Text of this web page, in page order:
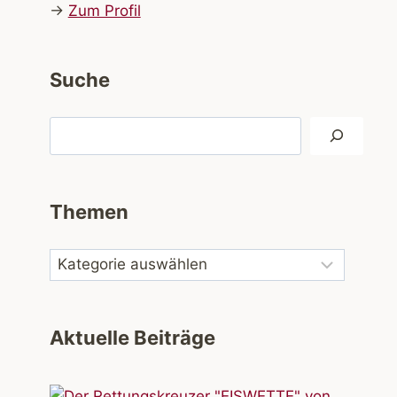
→ Zum Profil
Suche
Themen
Aktuelle Beiträge